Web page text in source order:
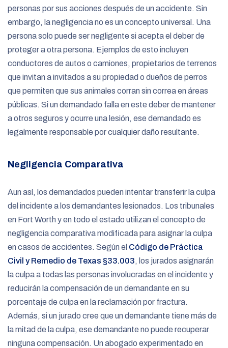
personas por sus acciones después de un accidente. Sin
embargo, la negligencia no es un concepto universal. Una
persona solo puede ser negligente si acepta el deber de
proteger a otra persona. Ejemplos de esto incluyen
conductores de autos o camiones, propietarios de terrenos
que invitan a invitados a su propiedad o dueños de perros
que permiten que sus animales corran sin correa en áreas
públicas. Si un demandado falla en este deber de mantener
a otros seguros y ocurre una lesión, ese demandado es
legalmente responsable por cualquier daño resultante.
Negligencia Comparativa
Aun así, los demandados pueden intentar transferir la culpa
del incidente a los demandantes lesionados. Los tribunales
en Fort Worth y en todo el estado utilizan el concepto de
negligencia comparativa modificada para asignar la culpa
en casos de accidentes. Según el Código de Práctica
Civil y Remedio de Texas §33.003, los jurados asignarán
la culpa a todas las personas involucradas en el incidente y
reducirán la compensación de un demandante en su
porcentaje de culpa en la reclamación por fractura.
Además, si un jurado cree que un demandante tiene más de
la mitad de la culpa, ese demandante no puede recuperar
ninguna compensación. Un abogado experimentado en